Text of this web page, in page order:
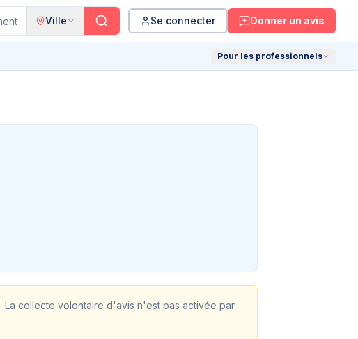
Ville Se connecter Donner un avis
Pour les professionnels
. La collecte volontaire d'avis n'est pas activée par